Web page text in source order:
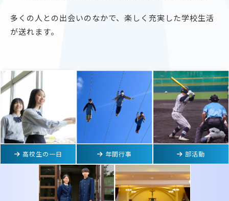
多くの人との出会いのなかで、楽しく充実した学校生活
が送れます。
高校生の一日 年間行事 部活動